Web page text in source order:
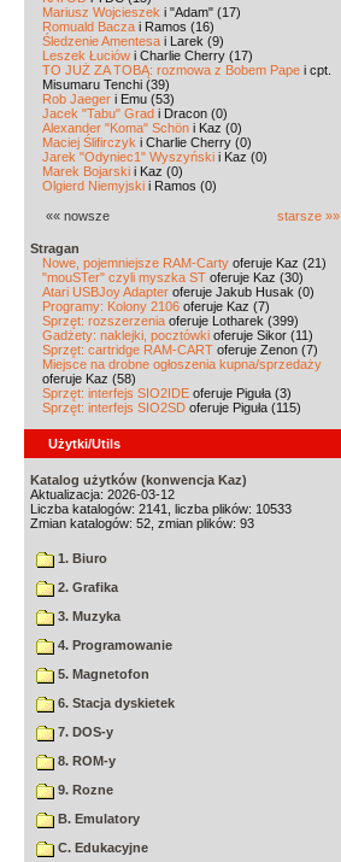
Mariusz Wojcieszek i "Adam" (17)
Romuald Bacza i Ramos (16)
Śledzenie Amentesa i Larek (9)
Leszek Łuciów i Charlie Cherry (17)
TO JUŻ ZA TOBĄ: rozmowa z Bobem Pape i cpt.
Misumaru Tenchi (39)
Rob Jaeger i Emu (53)
Jacek "Tabu" Grad i Dracon (0)
Alexander "Koma" Schön i Kaz (0)
Maciej Ślifirczyk i Charlie Cherry (0)
Jarek "Odyniec1" Wyszyński i Kaz (0)
Marek Bojarski i Kaz (0)
Olgierd Niemyjski i Ramos (0)
«« nowsze starsze »»
Stragan
Nowe, pojemniejsze RAM-Carty oferuje Kaz (21)
"mouSTer" czyli myszka ST oferuje Kaz (30)
Atari USBJoy Adapter oferuje Jakub Husak (0)
Programy: Kolony 2106 oferuje Kaz (7)
Sprzęt: rozszerzenia oferuje Lotharek (399)
Gadżety: naklejki, pocztówki oferuje Sikor (11)
Sprzęt: cartridge RAM-CART oferuje Zenon (7)
Miejsce na drobne ogłoszenia kupna/sprzedaży
oferuje Kaz (58)
Sprzęt: interfejs SIO2IDE oferuje Piguła (3)
Sprzęt: interfejs SIO2SD oferuje Piguła (115)
Użytki/Utils
Katalog użytków (konwencja Kaz)
Aktualizacja: 2026-03-12
Liczba katalogów: 2141, liczba plików: 10533
Zmian katalogów: 52, zmian plików: 93
1. Biuro
2. Grafika
3. Muzyka
4. Programowanie
5. Magnetofon
6. Stacja dyskietek
7. DOS-y
8. ROM-y
9. Rozne
B. Emulatory
C. Edukacyjne